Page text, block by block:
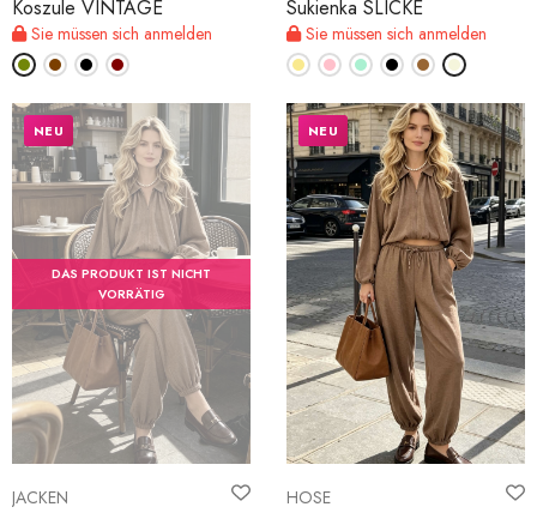
Koszule VINTAGE
Sie müssen sich anmelden
Sukienka SLICKE
Sie müssen sich anmelden
DAS PRODUKT IST NICHT
VORRÄTIG
JACKEN
NEU
HOSE
NEU